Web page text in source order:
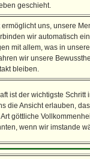
geschieht.
ermöglicht uns, unsere
wir automatisch
mit allem, was in
wir unsere
bleiben.
ist der wichtigste
die Ansicht erlauben,
göttliche
wenn wir imstande